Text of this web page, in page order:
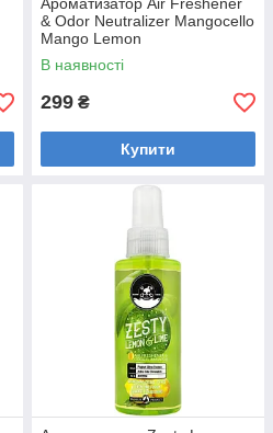
& Odor Neutralizer Mangocello
Mango Lemon
Fusion Мангочелло
AIR_226_04
В наявності
299 ₴
Купити